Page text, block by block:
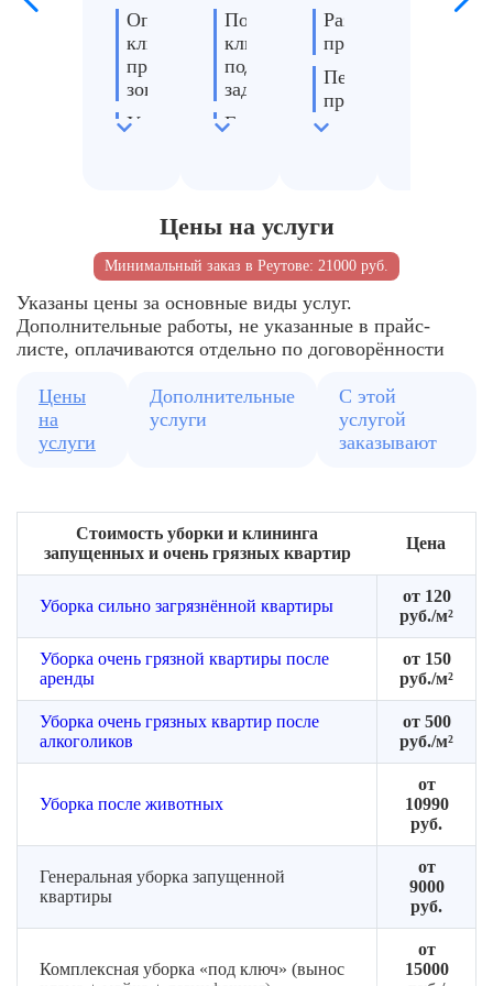
Определяем
ключевые
проблемные
зоны
Учитываем
Согласовываем
объём
работ
Подбираем
клинеров
под
задачу
Готовим
Согласовываем
время
выезда
Разбираем
проходы
Перемещаем
предметы
Обеспечиваем
зонам
Цены на услуги
Минимальный заказ в Реутове: 21000 руб.
Указаны цены за основные виды услуг.
Дополнительные работы, не указанные в прайс-
листе, оплачиваются отдельно по договорённости
Цены
на
услуги
Дополнительные
услуги
С этой
услугой
заказывают
Стоимость уборки и клининга
запущенных и очень грязных квартир
Цена
Уборка сильно загрязнённой квартиры
от 120
руб./м²
Уборка очень грязной квартиры после
аренды
от 150
руб./м²
Уборка очень грязных квартир после
алкоголиков
от 500
руб./м²
Уборка после животных
от
10990
руб.
Генеральная уборка запущенной
квартиры
от
9000
руб.
Комплексная уборка «под ключ» (вынос
от
15000